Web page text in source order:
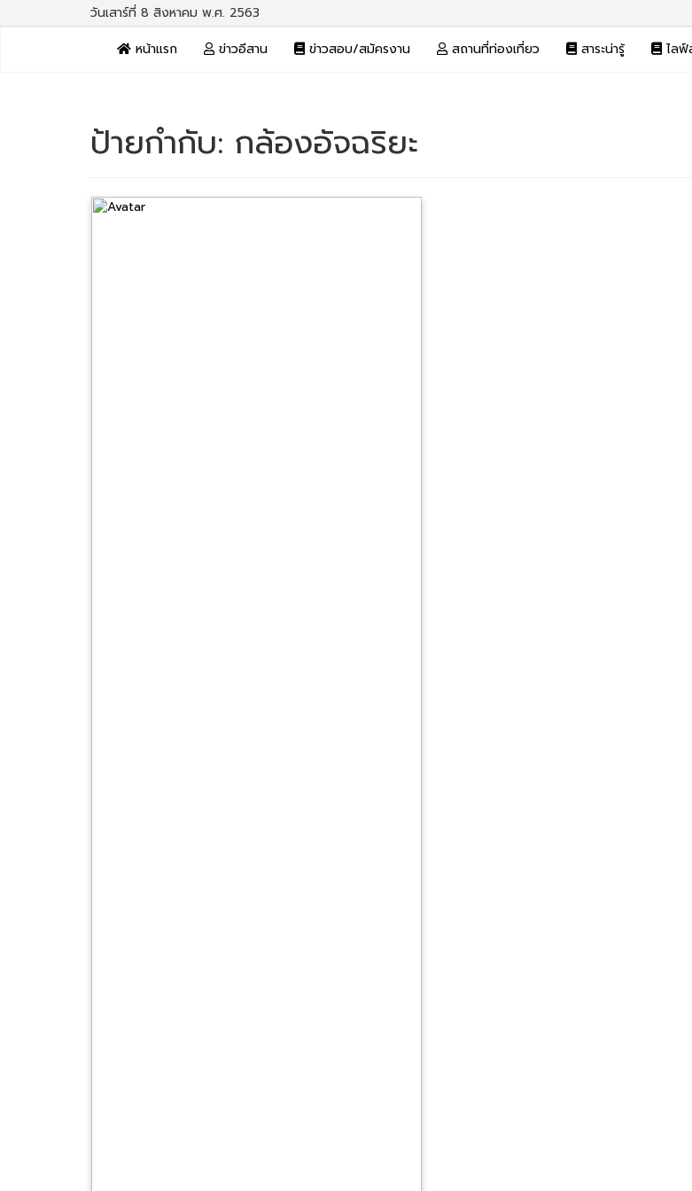
วันเสาร์ที่ 8 สิงหาคม พ.ศ. 2563
หน้าแรก
ข่าวอีสาน ข่าวสอบ/สมัครงาน สถานที่ท่องเที่ยว สาระน่ารู้ ไลฟ์
ป้ายกำกับ: กล้องอัจฉริยะ